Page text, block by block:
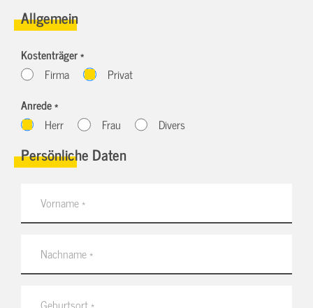
Allgemein
Kostenträger *
Firma
Privat
Anrede *
Herr
Frau Divers
Persönliche Daten